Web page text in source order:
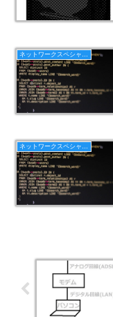
ネットワークスペシャリスト